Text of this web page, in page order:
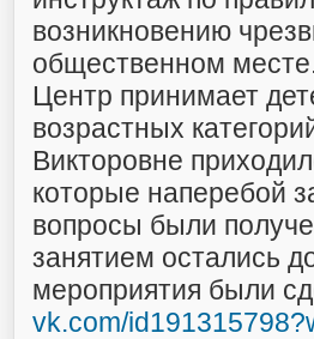
возникновению
общественном
Центр принимает
возрастных
Викторовне
которые наперебой
вопросы были
занятием остались
мероприятия были
vk.com/